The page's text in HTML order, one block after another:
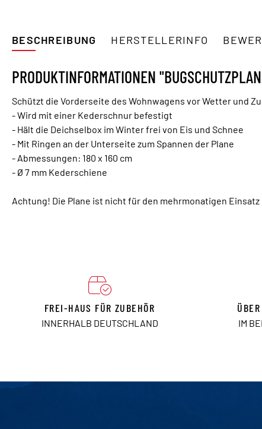
BESCHREIBUNG HERSTELLERINFO
PRODUKTINFORMATIONEN
Schützt die Vorderseite des Wohnwagens vor Wetter und
- Wird mit einer Kederschnur befestigt
- Hält die Deichselbox im Winter frei von Eis und Schnee
- Mit Ringen an der Unterseite zum Spannen der Plane
- Abmessungen: 180 x 160 cm
- Ø 7 mm Kederschiene
Achtung! Die Plane ist nicht für den mehrmonatigen
FREI-HAUS FÜR ZUBEHÖR
INNERHALB DEUTSCHLAND IM